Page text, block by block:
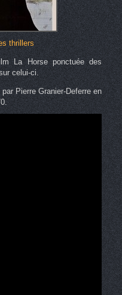
thrillers
La Horse ponctuée des
celui-ci.
Pierre Granier-Deferre en